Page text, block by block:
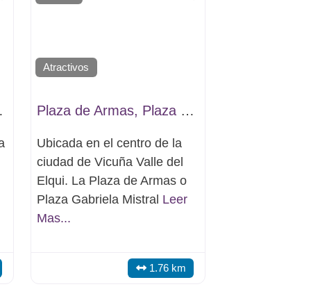
Atractivos
Plaza de Armas, Plaza Gabriela Mistral
Ubicada en el centro de la
ciudad de Vicuña Valle del
Elqui. La Plaza de Armas o
Plaza Gabriela Mistral Leer
Mas...
1.76 km